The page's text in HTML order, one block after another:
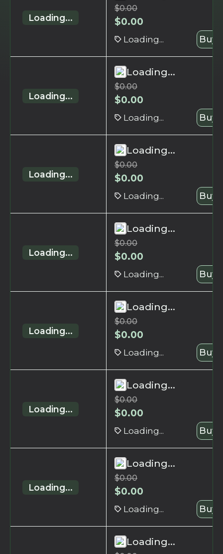
Loading...
$0.00
$0.00
Loading... Buy
Loading...
Loading...
$0.00
$0.00
Loading... Buy
Loading...
Loading...
$0.00
$0.00
Loading... Buy
Loading...
Loading...
$0.00
$0.00
Loading... Buy
Loading...
Loading...
$0.00
$0.00
Loading... Buy
Loading...
Loading...
$0.00
$0.00
Loading... Buy
Loading...
Loading...
$0.00
$0.00
Loading... Buy
Loading...